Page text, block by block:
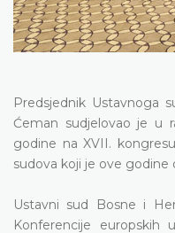
Predsjednik Ustavnoga
Ćeman sudjelovao je u
godine na XVII.
sudova koji je ove godine
Ustavni sud Bosne i
Konferencije europskih